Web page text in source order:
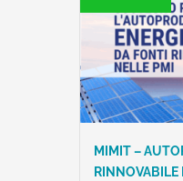
MIMIT –
RINNOVABILE